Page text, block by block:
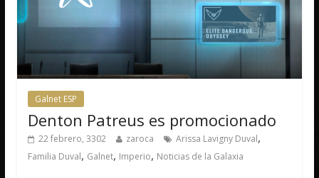
Galnet ESP
Denton Patreus es promocionado
22 febrero, 3302 zaroca Arissa Lavigny Duval,
Familia Duval, Galnet, Imperio, Noticias de la Galaxia